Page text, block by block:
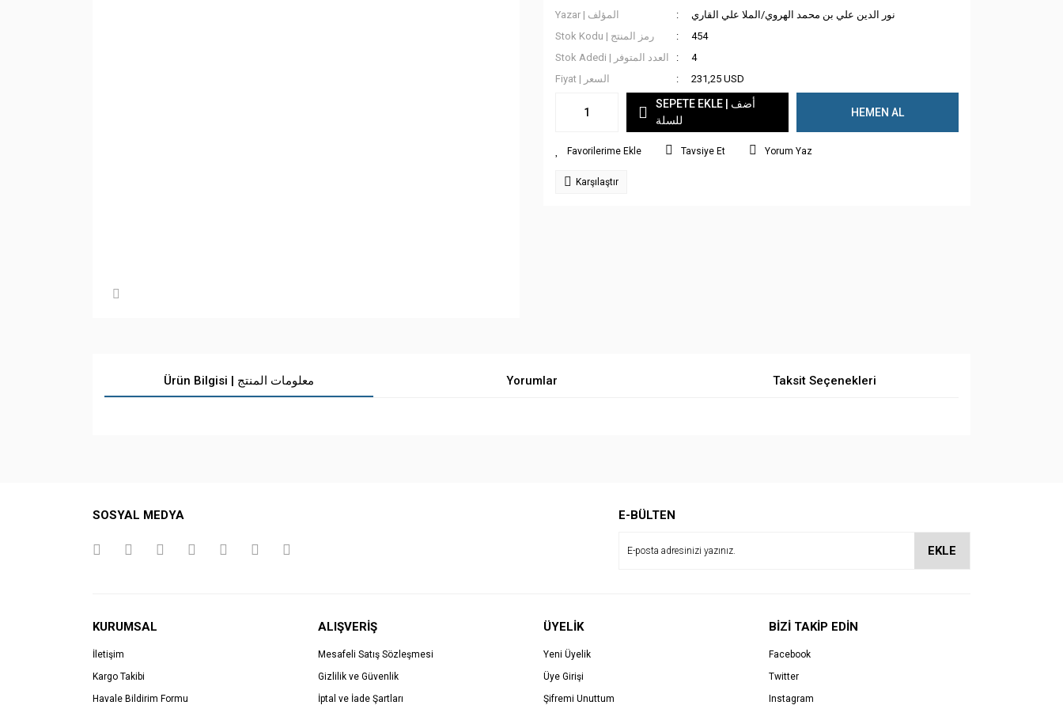
Yazar | المؤلف
نور الدين علي بن محمد الهروي/الملا علي القاري
Stok Kodu | رمز المنتج
454
Stok Adedi | العدد المتوفر
4
Fiyat | السعر
231,25 USD
SEPETE EKLE | أضف
للسلة
HEMEN AL
Tavsiye Et Yorum Yaz
Karşılaştır
Ürün Bilgisi | معلومات المنتج Yorumlar Taksit Seçenekleri
SOSYAL MEDYA E-BÜLTEN
EKLE
KURUMSAL
İletişim
Kargo Takibi
Havale Bildirim Formu
ALIŞVERİŞ
Mesafeli Satış Sözleşmesi
Gizlilik ve Güvenlik
İptal ve İade Şartları
ÜYELİK
Yeni Üyelik
Üye Girişi
Şifremi Unuttum
BİZİ TAKİP EDİN
Facebook
Twitter
Instagram